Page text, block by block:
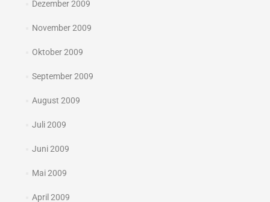
Dezember 2009
November 2009
Oktober 2009
September 2009
August 2009
Juli 2009
Juni 2009
Mai 2009
April 2009